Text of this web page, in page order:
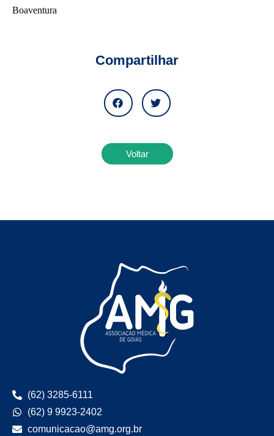
Boaventura
Compartilhar
Voltar
(62) 3285-6111
(62) 9 9923-2402
comunicacao@amg.org.br